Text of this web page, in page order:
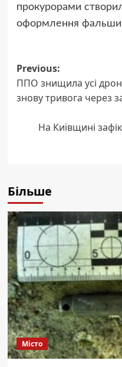
прокурорами
оформлення
Post
navigation
Previous:
ППО знищила усі
знову тривога через
На Київщині
Більше
Місто